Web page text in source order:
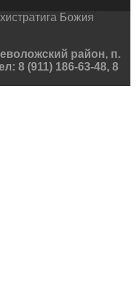
Божия
район, п.
8 (911) 186-63-48, 8